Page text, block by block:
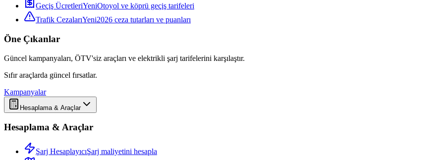
Geçiş ÜcretleriYeniOtoyol ve köprü geçiş tarifeleri
Trafik CezalarıYeni2026 ceza tutarları ve puanları
Öne Çıkanlar
Güncel kampanyaları, ÖTV'siz araçları ve elektrikli şarj tarifelerini karşılaştır.
Sıfır araçlarda güncel fırsatlar.
Kampanyalar
Hesaplama & Araçlar
Hesaplama & Araçlar
Şarj HesaplayıcıŞarj maliyetini hesapla